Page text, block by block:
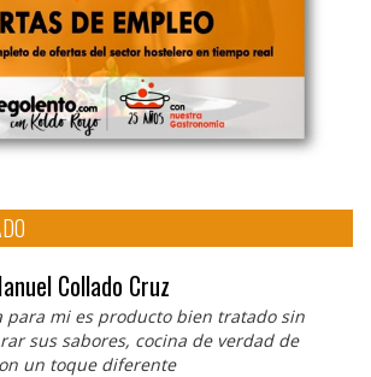
Collado Cruz
para mi es producto bien tratado sin
sus sabores, cocina de verdad de
un toque diferente